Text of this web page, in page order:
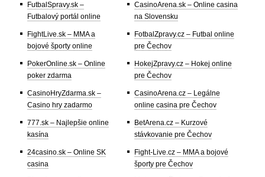
FutbalSpravy.sk –
Futbalový portál online
FightLive.sk – MMA a
bojové športy online
PokerOnline.sk – Online
poker zdarma
CasinoHryZdarma.sk –
Casino hry zadarmo
777.sk – Najlepšie online
kasína
24casino.sk – Online SK
casina
CasinoArena.sk – Online casina
na Slovensku
FotbalZpravy.cz – Futbal online
pre Čechov
HokejZpravy.cz – Hokej online
pre Čechov
CasinoArena.cz – Legálne
online casina pre Čechov
BetArena.cz – Kurzové
stávkovanie pre Čechov
Fight-Live.cz – MMA a bojové
športy pre Čechov